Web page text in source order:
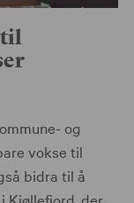
og
vokse til
bidra til å
Kjøllefjord, der